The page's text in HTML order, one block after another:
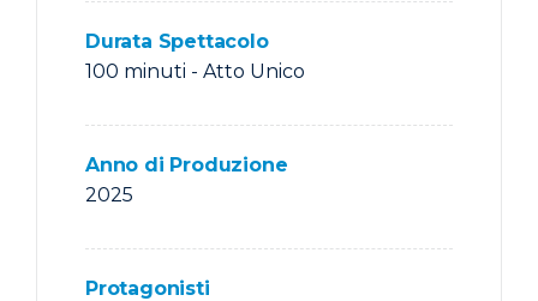
Durata Spettacolo
100 minuti - Atto Unico
Anno di Produzione
2025
Protagonisti